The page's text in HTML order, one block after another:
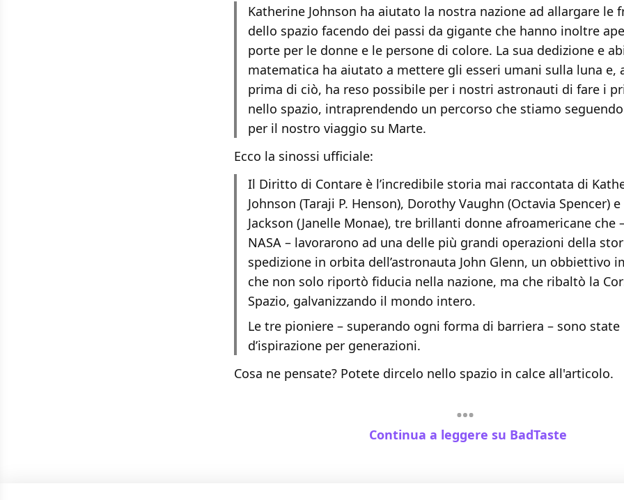
Katherine Johnson ha aiutato la nostra nazione ad allargare le
dello spazio facendo dei passi da gigante che hanno inoltre
porte per le donne e le persone di colore. La sua dedizione e
matematica ha aiutato a mettere gli esseri umani sulla luna e,
prima di ciò, ha reso possibile per i nostri astronauti di fare i
nello spazio, intraprendendo un percorso che stiamo
per il nostro viaggio su Marte.
Ecco la sinossi ufficiale:
Il Diritto di Contare è l’incredibile storia mai raccontata di
Johnson (Taraji P. Henson), Dorothy Vaughn (Octavia Spencer)
Jackson (Janelle Monae), tre brillanti donne afroamericane che
NASA – lavorarono ad una delle più grandi operazioni della
spedizione in orbita dell’astronauta John Glenn, un obbiettivo
che non solo riportò fiducia nella nazione, ma che ribaltò la
Spazio, galvanizzando il mondo intero.
Le tre pioniere – superando ogni forma di barriera – sono
d’ispirazione per generazioni.
Cosa ne pensate? Potete dircelo nello spazio in calce all'articolo.
Continua a leggere su BadTaste